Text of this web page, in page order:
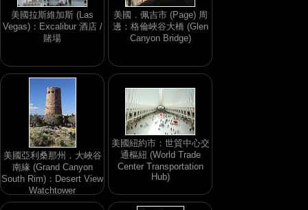
美國拉斯維加斯 (Las
Vegas)：Excalibur 酒店 /
賭場
美國．佩吉市 (Page) 周
邊：格倫峽谷大橋 (Glen
Canyon Bridge)
美國亞利桑那州．大峽谷
南緣 (Grand Canyon
South Rim)：Desert View
Watchtower
美國紐約市：世貿中心交
通樞紐 (World Trade
Center Transportation
Hub)